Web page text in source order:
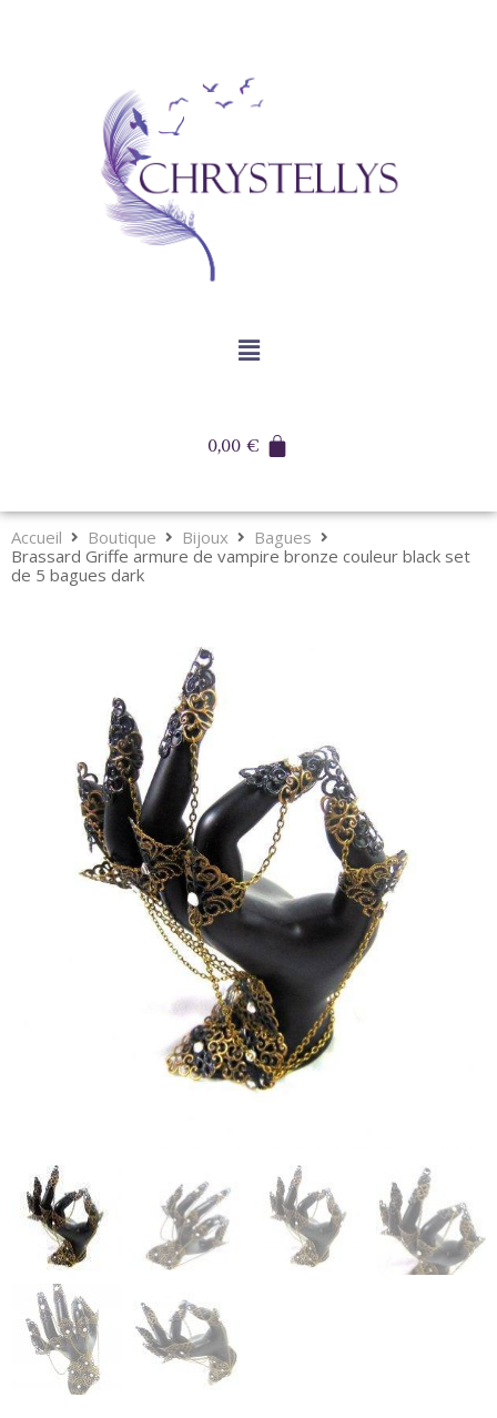
0,00€
Accueil Boutique Bijoux
Bagues
Brassard Griffe armure de vampire bronze couleur black set
de 5 bagues dark